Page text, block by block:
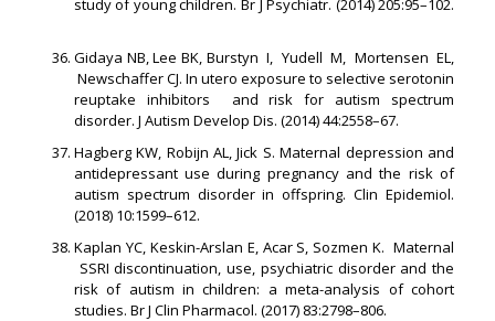
study of young children. Br J Psychiatr. (2014) 205:95–102.
Gidaya NB, Lee BK, Burstyn I, Yudell M, Mortensen EL,
Newschaffer CJ. In utero exposure to selective serotonin
reuptake inhibitors and risk for autism spectrum
disorder. J Autism Develop Dis. (2014) 44:2558–67.
Hagberg KW, Robijn AL, Jick S. Maternal depression and
antidepressant use during pregnancy and the risk of
autism spectrum disorder in offspring. Clin Epidemiol.
(2018) 10:1599–612.
Kaplan YC, Keskin-Arslan E, Acar S, Sozmen K. Maternal
SSRI discontinuation, use, psychiatric disorder and the
risk of autism in children: a meta-analysis of cohort
studies. Br J Clin Pharmacol. (2017) 83:2798–806.